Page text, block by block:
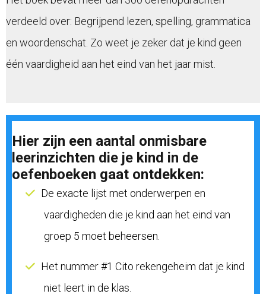
verdeeld over: Begrijpend lezen, spelling, grammatica
en woordenschat. Zo weet je zeker dat je kind geen
één vaardigheid aan het eind van het jaar mist.
Hier zijn een aantal onmisbare
leerinzichten die je kind in de
oefenboeken gaat ontdekken:
De exacte lijst met onderwerpen en
vaardigheden die je kind aan het eind van
groep 5 moet beheersen.
Het nummer #1 Cito rekengeheim dat je kind
niet leert in de klas.